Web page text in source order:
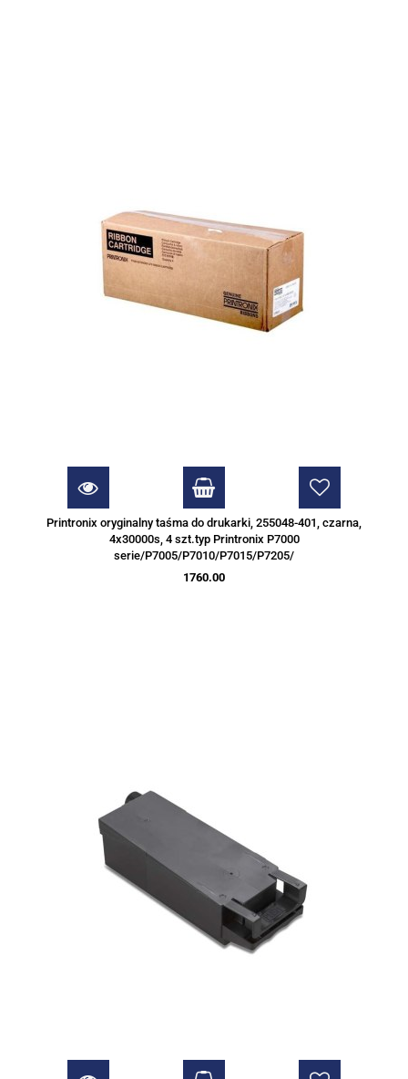
Printronix oryginalny taśma do drukarki, 255048-401, czarna,
4x30000s, 4 szt.typ Printronix P7000
serie/P7005/P7010/P7015/P7205/
1760.00